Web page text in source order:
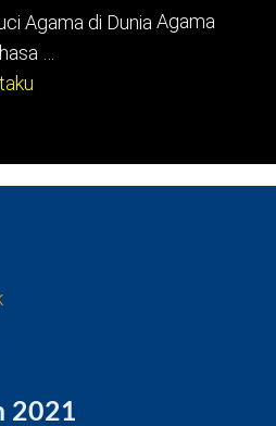
Agama
…
2021